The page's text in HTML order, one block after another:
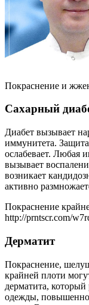
Покраснение и
Сахарный
Диабет вызывает
иммунитета.
ослабевает. Любая
вызывает
возникает
активно
Покраснение
http://prntscr.com/
Дерматит
Покраснение,
крайней плоти
дерматита,
одежды,